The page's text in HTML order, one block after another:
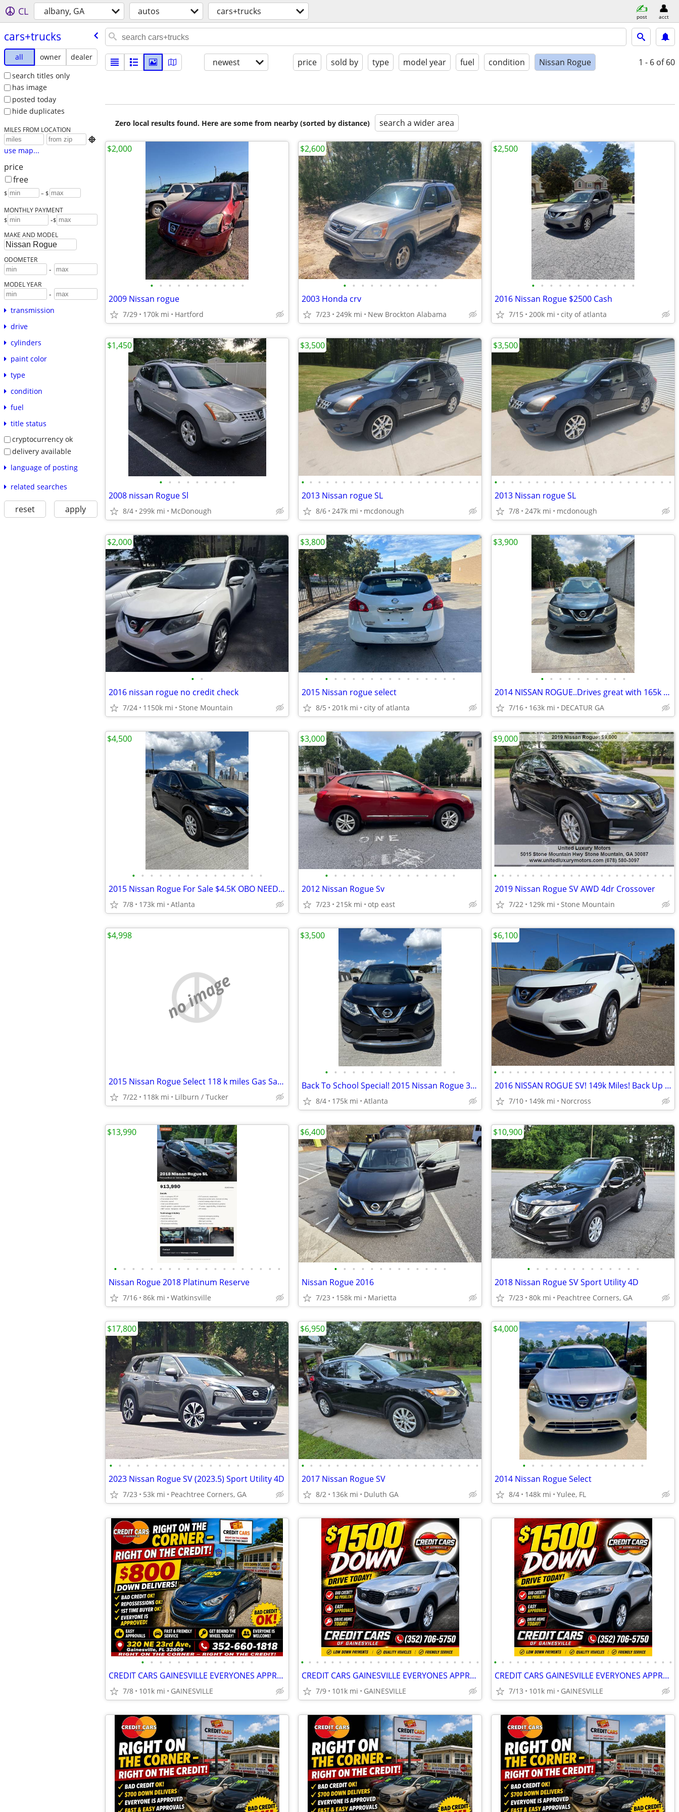
CL albany, GA autos cars+trucks post acct
cars+trucks
all owner
dealer
search titles only
has image
posted today
hide duplicates
MILES FROM LOCATION

use map...
price
free
$ – $
MONTHLY PAYMENT
$ -$
MAKE AND MODEL
ODOMETER
-
MODEL YEAR
-
transmission
drive
cylinders
paint color
type
condition
fuel
title status
cryptocurrency ok
delivery available
language of posting
related searches
reset apply
newest price sold by type model year fuel condition Nissan Rogue 1 - 6 of 60
Zero local results found. Here are some from nearby (sorted by distance) search a wider area
• • • • • • • • • • •
2009 Nissan rogue
7/29 170k mi Hartford
$2,000
• • • • • • • • • • •
2003 Honda crv
7/23 249k mi New Brockton Alabama
$2,600
• • • • • • • • • • • •
2016 Nissan Rogue $2500 Cash
7/15 200k mi city of atlanta
$2,500
• • • • • • • • •
2008 nissan Rogue Sl
8/4 299k mi McDonough
$1,450
• • • • • • • • • • • • • • • • • • • • • •
2013 Nissan rogue SL
8/6 247k mi mcdonough
$3,500
• • • • • • • • • • • • • • • • • • • • • •
2013 Nissan rogue SL
7/8 247k mi mcdonough
$3,500
• •
2016 nissan rogue no credit check
7/24 1150k mi Stone Mountain
$2,000
• • • • • • • • • • • • • • •
2015 Nissan rogue select
8/5 201k mi city of atlanta
$3,800
• • • • • • • • • •
2014 NISSAN ROGUE..Drives great with 165k miles..OBO
7/16 163k mi DECATUR GA
$3,900
• • • • • • • • • • • • • • •
2015 Nissan Rogue For Sale $4.5K OBO NEED GONE ASAP
7/8 173k mi Atlanta
$4,500
• • • • • • • • • • • • • • •
2012 Nissan Rogue Sv
7/23 215k mi otp east
$3,000
• • • • • • • • • • • • • • • • • • • • • • • •
2019 Nissan Rogue SV AWD 4dr Crossover
7/22 129k mi Stone Mountain
$9,000
no image
2015 Nissan Rogue Select 118 k miles Gas Saver Great For New Driver
7/22 118k mi Lilburn / Tucker
$4,998
• • • • • • • • • • • • • • •
Back To School Special! 2015 Nissan Rogue 3.5k TODAY ONLY
8/4 175k mi Atlanta
$3,500
• • • • • • • • • • • • • • • • • • • • • • • •
2016 NISSAN ROGUE SV! 149k Miles! Back Up Camera! Great Condition
7/10 149k mi Norcross
$6,100
• • • • • • • • • • • • • • • • • • •
Nissan Rogue 2018 Platinum Reserve
7/16 86k mi Watkinsville
$13,990
• • • • • • • • • • • • •
Nissan Rogue 2016
7/23 158k mi Marietta
$6,400
• • • • • • • • • • • • •
2018 Nissan Rogue SV Sport Utility 4D
7/23 80k mi Peachtree Corners, GA
$10,900
• • • • • • • • • • • • • • • • • • • •
2023 Nissan Rogue SV (2023.5) Sport Utility 4D
7/23 53k mi Peachtree Corners, GA
$17,800
• • • • • • • • • • • • • • • • • • • • •
2017 Nissan Rogue SV
8/2 136k mi Duluth GA
$6,950
• • • • • • • • • • • • • •
2014 Nissan Rogue Select
8/4 148k mi Yulee, FL
$4,000
• • • • • • • • • • • • •
CREDIT CARS GAINESVILLE EVERYONES APPROVED CALL NOW
7/8 101k mi GAINESVILLE
• • • • • • • • • • • • • • • • • • • • • • • •
CREDIT CARS GAINESVILLE EVERYONES APPROVED CALL NOW
7/9 101k mi GAINESVILLE
• • • • • • • • • • • • • • • • • • • • • • • •
CREDIT CARS GAINESVILLE EVERYONES APPROVED CALL NOW
7/13 101k mi GAINESVILLE